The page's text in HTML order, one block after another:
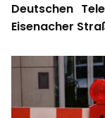
Deutschen
Eisenacher